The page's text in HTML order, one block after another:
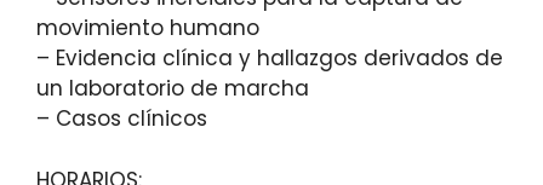
movimiento humano
– ⁠Evidencia clínica y hallazgos derivados de
un laboratorio de marcha
– ⁠Casos clínicos